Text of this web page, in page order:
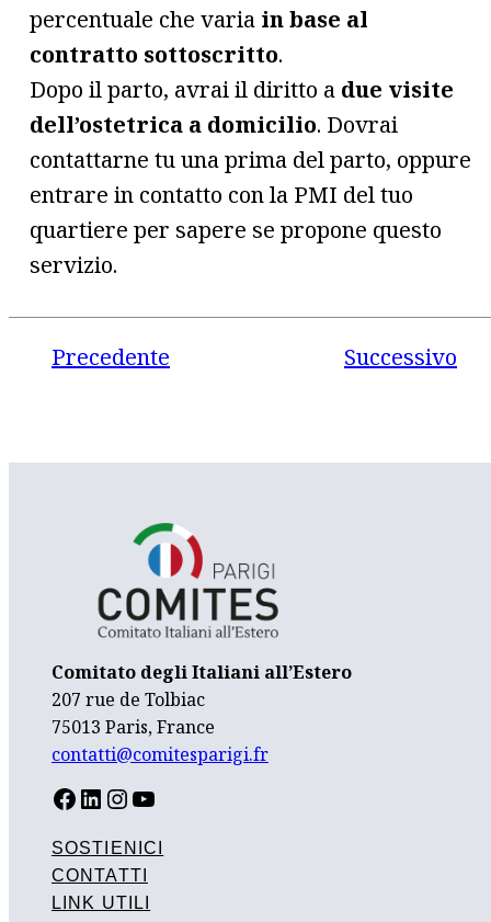
percentuale che varia in base al
contratto sottoscritto.
Dopo il parto, avrai il diritto a due visite
dell’ostetrica a domicilio. Dovrai
contattarne tu una prima del parto, oppure
entrare in contatto con la PMI del tuo
quartiere per sapere se propone questo
servizio.
Precedente Successivo
Comitato degli Italiani all’Estero
207 rue de Tolbiac
75013 Paris, France
contatti@comitesparigi.fr
FACEBOOK LINKEDIN INSTAGRAM YOUTUBE
SOSTIENICI
CONTATTI
LINK UTILI